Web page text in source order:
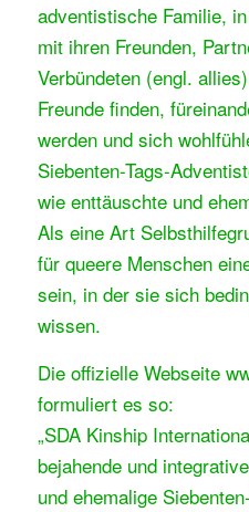
adventistische Familie,
mit ihren Freunden,
Verbündeten (engl.
Freunde finden,
werden und sich
Siebenten-Tags-
wie enttäuschte und
Als eine Art
für queere Menschen
sein, in der sie sich
wissen.
Die offizielle Webseite
formuliert es so:
„SDA Kinship
bejahende und
und ehemalige